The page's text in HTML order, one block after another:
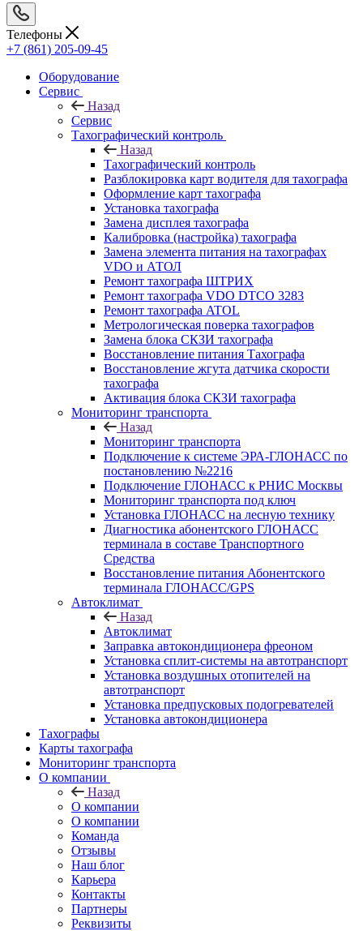
Телефоны
+7 (861) 205-09-45
Оборудование
Сервис
Назад
Сервис
Тахографический контроль
Назад
Тахографический контроль
Разблокировка карт водителя для тахографа
Оформление карт тахографа
Установка тахографа
Замена дисплея тахографа
Калибровка (настройка) тахографа
Замена элемента питания на тахографах
VDO и АТОЛ
Ремонт тахографа ШТРИХ
Ремонт тахографа VDO DTCO 3283
Ремонт тахографа ATOL
Метрологическая поверка тахографов
Замена блока СКЗИ тахографа
Восстановление питания Тахографа
Восстановление жгута датчика скорости
тахографа
Активация блока СКЗИ тахографа
Мониторинг транспорта
Назад
Мониторинг транспорта
Подключение к системе ЭРА-ГЛОНАСС по
постановлению №2216
Подключение ГЛОНАСС к РНИС Москвы
Мониторинг транспорта под ключ
Установка ГЛОНАСС на лесную технику
Диагностика абонентского ГЛОНАСС
терминала в составе Транспортного
Средства
Восстановление питания Абонентского
терминала ГЛОНАСС/GPS
Автоклимат
Назад
Автоклимат
Заправка автокондиционера фреоном
Установка сплит-системы на автотранспорт
Установка воздушных отопителей на
автотранспорт
Установка предпусковых подогревателей
Установка автокондиционера
Тахографы
Карты тахографа
Мониторинг транспорта
О компании
Назад
О компании
О компании
Команда
Отзывы
Наш блог
Карьера
Контакты
Партнеры
Реквизиты